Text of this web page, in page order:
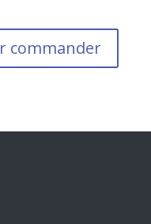
commander